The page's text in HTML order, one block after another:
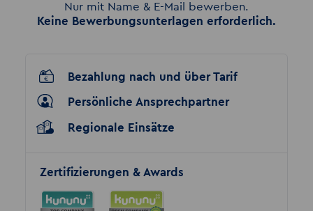
Nur mit Name & E-Mail bewerben.
Keine Bewerbungsunterlagen erforderlich.
Bezahlung nach und über Tarif
Persönliche Ansprechpartner
Regionale Einsätze
Zertifizierungen & Awards